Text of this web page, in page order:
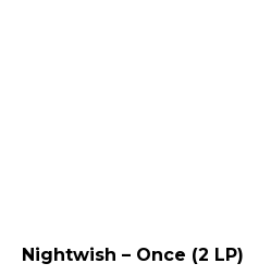
Nightwish – Once (2 LP)